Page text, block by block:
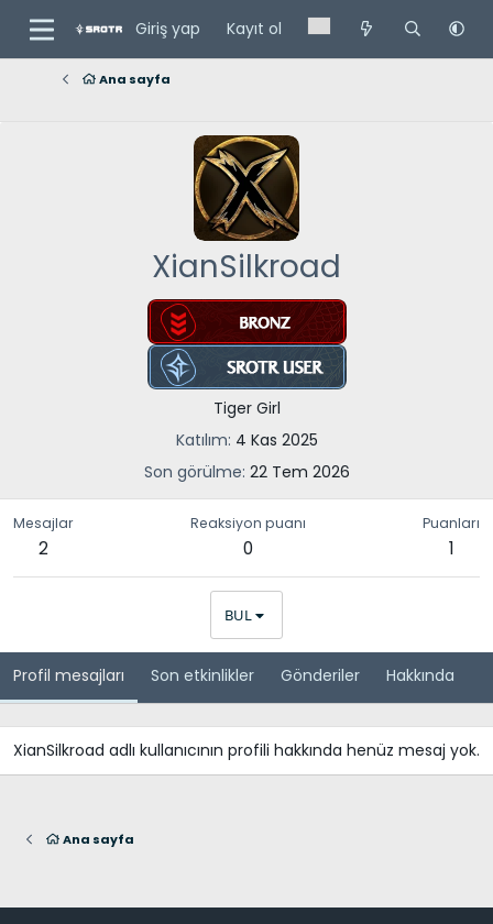
Giriş yap Kayıt ol
Ana sayfa
XianSilkroad
Tiger Girl
Katılım 4 Kas 2025
Son görülme 22 Tem 2026
Mesajlar
2
Reaksiyon puanı
0
Puanları
1
BUL
Profil mesajları Son etkinlikler Gönderiler Hakkında
XianSilkroad adlı kullanıcının profili hakkında henüz mesaj yok.
Ana sayfa